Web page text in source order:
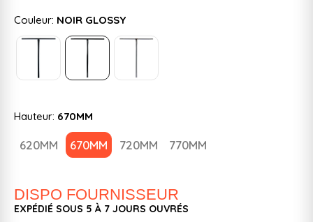
Couleur: NOIR GLOSSY
Hauteur: 670MM
620MM 670MM 720MM 770MM
DISPO FOURNISSEUR
EXPÉDIÉ SOUS 5 À 7 JOURS OUVRÉS